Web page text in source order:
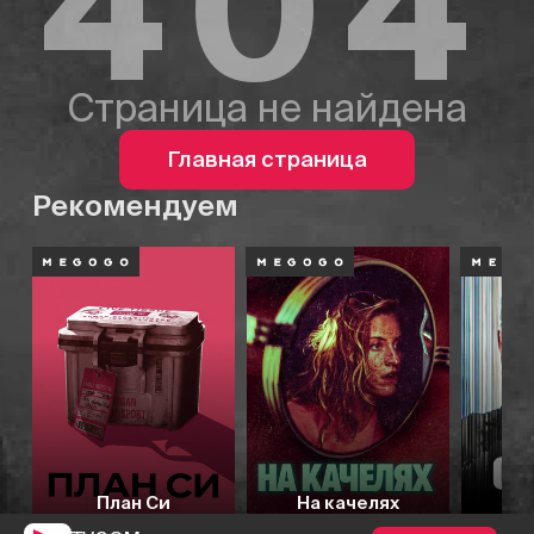
Страница не найдена
Главная страница
Рекомендуем
План Си На качелях